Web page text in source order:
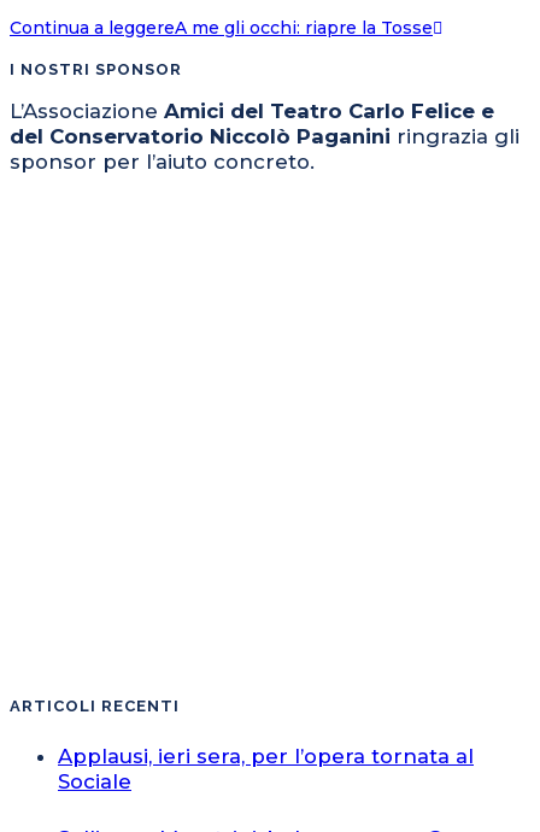
Continua a leggereA me gli occhi: riapre la Tosse
I NOSTRI SPONSOR
L’Associazione Amici del Teatro Carlo Felice e
del Conservatorio Niccolò Paganini ringrazia gli
sponsor per l’aiuto concreto.
ARTICOLI RECENTI
Applausi, ieri sera, per l’opera tornata al
Sociale